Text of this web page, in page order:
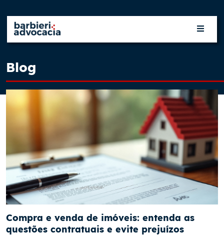
Blog
Compra e venda de imóveis: entenda as
questões contratuais e evite prejuízos